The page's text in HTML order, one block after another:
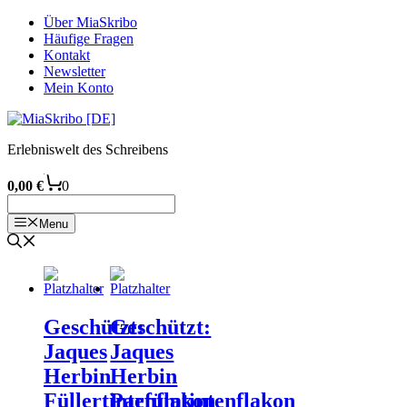
Zum
Inhalt
springen
Über MiaSkribo
Häufige Fragen
Kontakt
Newsletter
Mein Konto
Erlebniswelt des Schreibens
0,00 € 0
Menu
Geschützt:
Jaques
Herbin
Füllertintenflakon
Geschützt:
Jaques
Herbin
Parfümtintenflakon